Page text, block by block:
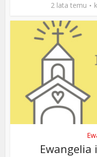
2 lata temu
Ewangelia